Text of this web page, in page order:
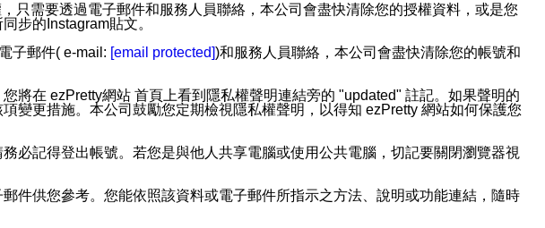
只需要透過電子郵件和服務人員聯絡，本公司會盡快清除您的授權資料，或是您
步的Instagram貼文。
子郵件( e-mail: [email protected])和服務人員聯絡，本公司會盡快清除您的帳號和
將在 ezPretty網站 首頁上看到隱私權聲明連結旁的 "updated" 註記。如果聲明的
變更措施。本公司鼓勵您定期檢視隱私權聲明，以得知 ezPretty 網站如何保護您
必記得登出帳號。若您是與他人共享電腦或使用公共電腦，切記要關閉瀏覽器視
件供您參考。您能依照該資料或電子郵件所指示之方法、說明或功能連結，隨時